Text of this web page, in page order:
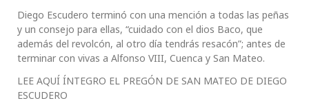
Diego Escudero terminó con una mención a todas las peñas
y un consejo para ellas, “cuidado con el dios Baco, que
además del revolcón, al otro día tendrás resacón”; antes de
terminar con vivas a Alfonso VIII, Cuenca y San Mateo.
LEE AQUÍ ÍNTEGRO EL PREGÓN DE SAN MATEO DE DIEGO
ESCUDERO